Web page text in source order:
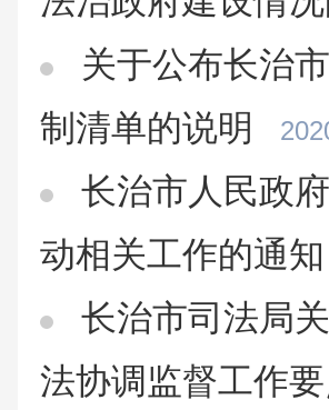
关于公布长治
制清单的说明
长治市人民政
动相关工作的通知
长治市司法局
法协调监督工作